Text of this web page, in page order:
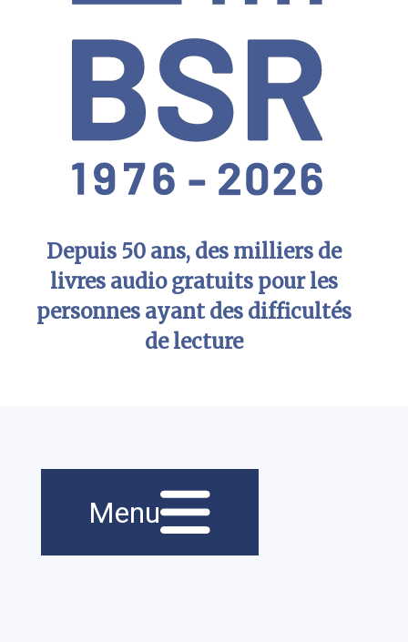
Depuis 50 ans, des milliers de
livres audio gratuits pour les
personnes ayant des difficultés
de lecture
principale
Menu